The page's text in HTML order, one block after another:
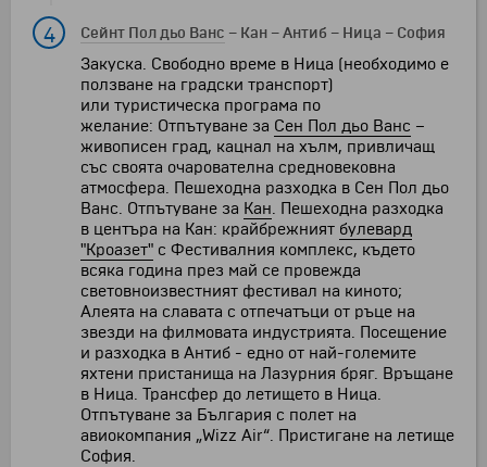
4 Сейнт Пол дьо Ванс – Кан –Антиб – Ница – София
Закуска. Свободно време в Ница (необходимо е
ползване на градски транспорт)
или туристическа програма по
желание: Отпътуване за Сен Пол дьо Ванс –
живописен град, кацнал на хълм, привличащ
със своята очарователна средновековна
атмосфера. Пешеходна разходка в Сен Пол дьо
Ванс. Отпътуване за Кан. Пешеходна разходка
в центъра на Кан: крайбрежният булевард
"Кроазет" с Фестивалния комплекс, където
всяка година през май се провежда
световноизвестният фестивал на киното;
Алеята на славата с отпечатъци от ръце на
звезди на филмовата индустрията. Посещение
и разходка в Антиб - едно от най-големите
яхтени пристанища на Лазурния бряг. Връщане
в Ница. Трансфер до летището в Ница.
Отпътуване за България с полет на
авиокомпания „Wizz Air“. Пристигане на летище
София.